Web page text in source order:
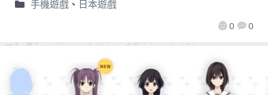
0 0
手機遊戲、 日本遊戲